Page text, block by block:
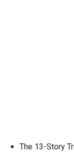
The 13-Story